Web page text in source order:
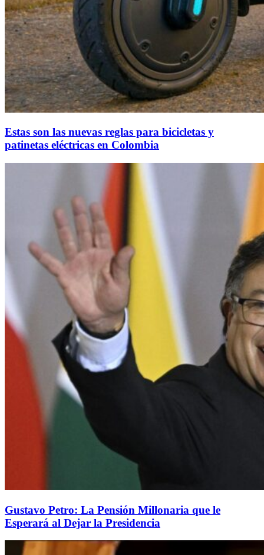
Estas son las nuevas reglas para bicicletas y
patinetas eléctricas en Colombia
Gustavo Petro: La Pensión Millonaria que le
Esperará al Dejar la Presidencia